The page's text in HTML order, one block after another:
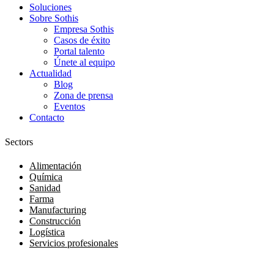
Soluciones
Sobre Sothis
Empresa Sothis
Casos de éxito
Portal talento
Únete al equipo
Actualidad
Blog
Zona de prensa
Eventos
Contacto
Sectors
Alimentación
Química
Sanidad
Farma
Manufacturing
Construcción
Logística
Servicios profesionales